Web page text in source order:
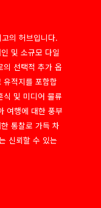
의 허브입니다.
및 소규모 다일
의 선택적 추가 옵
적지를 포함합
식 및 미디어 물류
여행에 대한 풍부
통찰로 가득 차
신뢰할 수 있는